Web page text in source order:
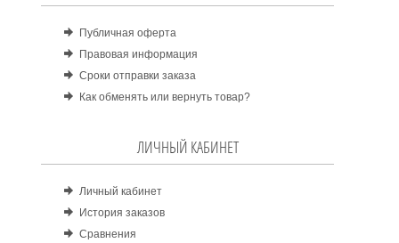
Публичная оферта
Правовая информация
Сроки отправки заказа
Как обменять или вернуть товар?
ЛИЧНЫЙ КАБИНЕТ
Личный кабинет
История заказов
Сравнения